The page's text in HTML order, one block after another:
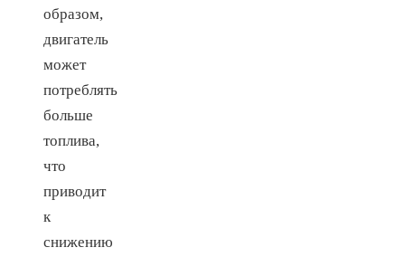
образом,
двигатель
может
потреблять
больше
топлива,
что
приводит
к
снижению